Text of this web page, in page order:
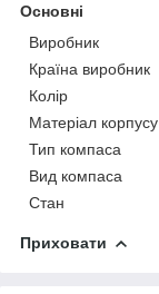
Основні
Виробник
Країна виробник
Колір
Матеріал корпусу
Тип компаса
Вид компаса
Стан
Приховати